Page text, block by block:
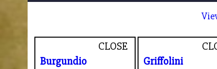
CLOSE
Burgundio
Griffolini